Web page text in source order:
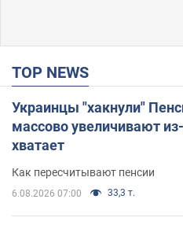
TOP NEWS
Украинцы "хакнули"
массово увеличивают
хватает
Как пересчитывают пенсии
6.08.2026 07:00 33,3 т.